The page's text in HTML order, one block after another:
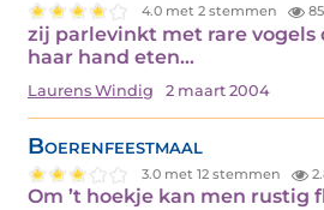
4.0 met 2 stemmen
zij parlevinkt met rare
haar hand eten…
Laurens Windig 2 maart 2004
Boerenfeestmaal
3.0 met 12 stemmen
Om ’t hoekje kan men rustig